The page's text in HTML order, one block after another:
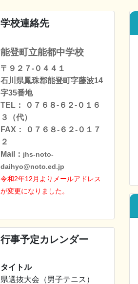
学校連絡先
能登町立能都中学校
〒９２７-０４４１
石川県鳳珠郡能登町字藤波14
字35番地
TEL： ０７６８-６２-０１６
３（代）
FAX： ０７６８-６２-０１７
２
Mail： jhs-noto-
daihyo@noto.ed.jp
令和2年12月よりメールアドレス
が変更になりました 。
行事予定カレンダー
タイトル
県選抜大会（男子テニス）